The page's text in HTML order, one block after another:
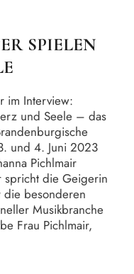
SPIELEN
im Interview:
und Seele – das
und 4. Juni 2023
Pichlmair
spricht die Geigerin
besonderen
Musikbranche
Frau Pichlmair,